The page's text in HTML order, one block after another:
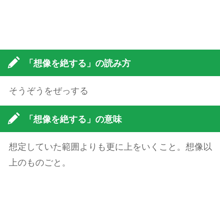
「想像を絶する」の読み方
そうぞうをぜっする
「想像を絶する」の意味
想定していた範囲よりも更に上をいくこと。想像以
上のものごと。